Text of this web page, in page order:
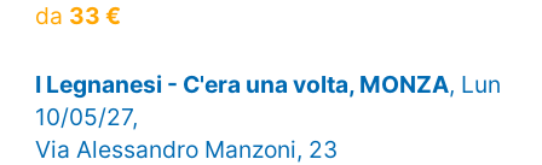
da 33 €
I Legnanesi - C'era una volta, MONZA, Lun
10/05/27,
Via Alessandro Manzoni, 23